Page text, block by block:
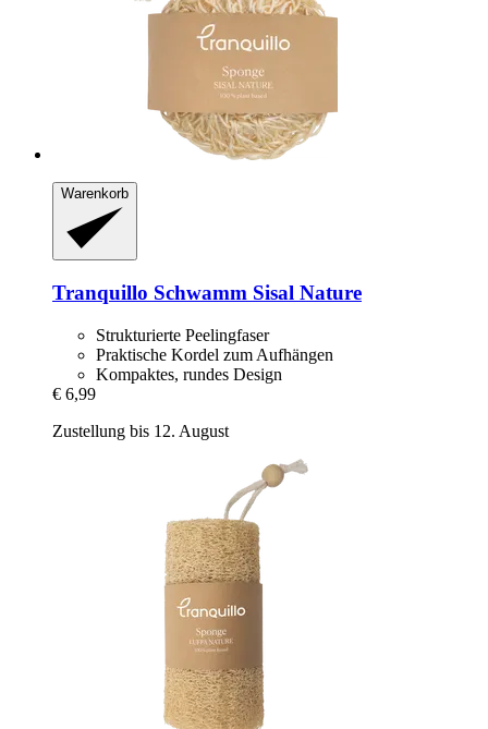
Warenkorb
Tranquillo Schwamm Sisal Nature
Strukturierte Peelingfaser
Praktische Kordel zum Aufhängen
Kompaktes, rundes Design
€ 6,99
Zustellung bis 12. August